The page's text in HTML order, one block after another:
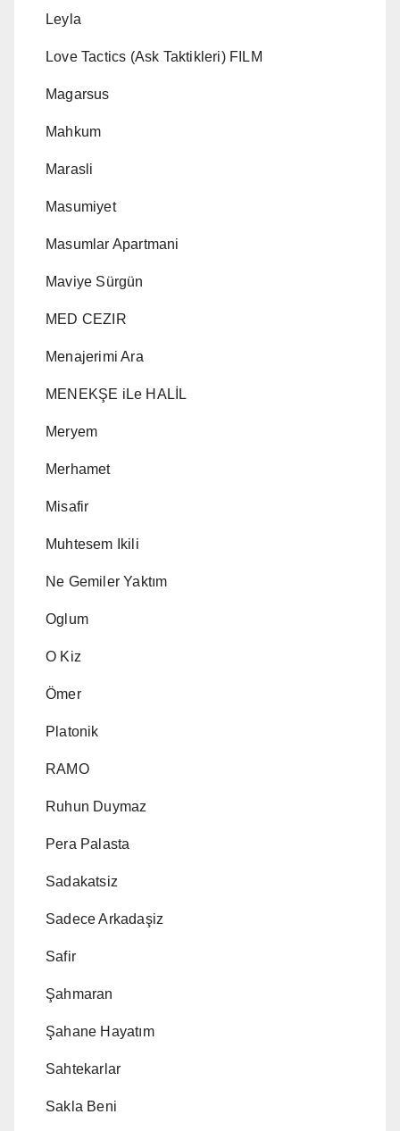
Leyla
Love Tactics (Ask Taktikleri) FILM
Magarsus
Mahkum
Marasli
Masumiyet
Masumlar Apartmani
Maviye Sürgün
MED CEZIR
Menajerimi Ara
MENEKŞE iLe HALİL
Meryem
Merhamet
Misafir
Muhtesem Ikili
Ne Gemiler Yaktım
Oglum
O Kiz
Ömer
Platonik
RAMO
Ruhun Duymaz
Pera Palasta
Sadakatsiz
Sadece Arkadaşiz
Safir
Şahmaran
Şahane Hayatım
Sahtekarlar
Sakla Beni